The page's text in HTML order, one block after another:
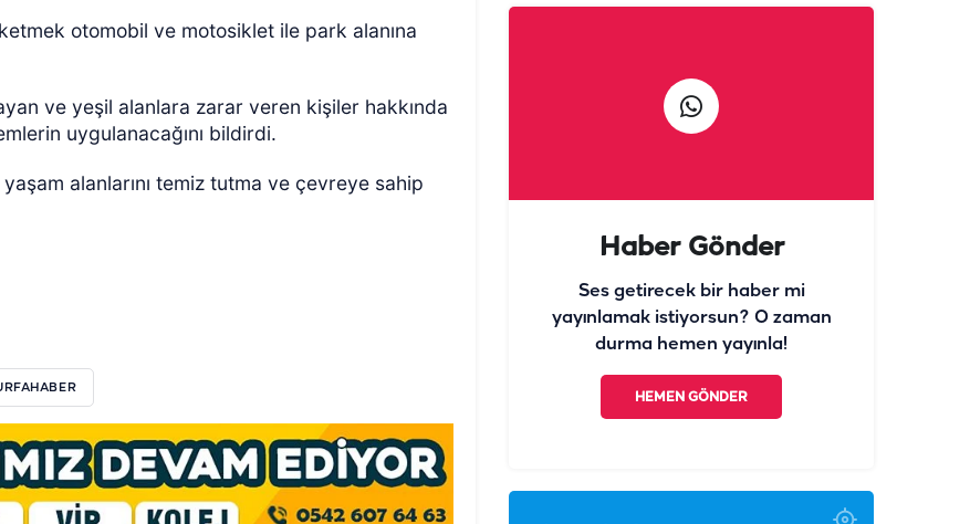
otomobil ve motosiklet ile park alanına
ve yeşil alanlara zarar veren kişiler hakkında
uygulanacağını bildirdi.
alanlarını temiz tutma ve çevreye sahip
Haber Gönder
Ses getirecek bir haber mi
yayınlamak istiyorsun? O zaman
durma hemen yayınla!
HEMEN GÖNDER